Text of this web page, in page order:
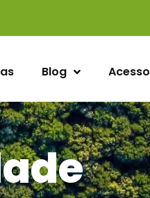
Blog Acesso